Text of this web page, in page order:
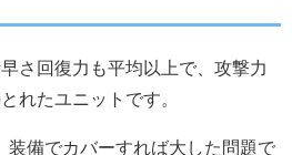
さ回復力も平均以上で、攻撃力
れたユニットです。
装備でカバーすれば大した問題で